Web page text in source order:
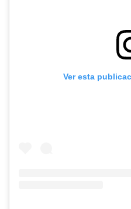
Ver esta